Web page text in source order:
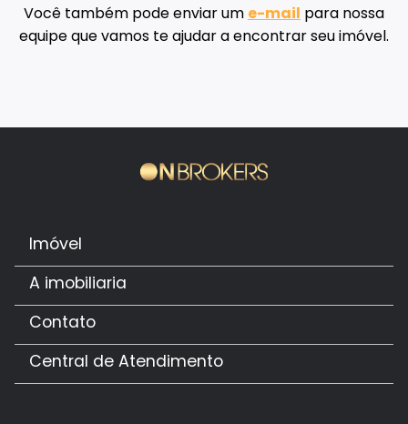
Você também pode enviar um e-mail para nossa
equipe que vamos te ajudar a encontrar seu imóvel.
Imóvel
A imobiliaria
Contato
Central de Atendimento